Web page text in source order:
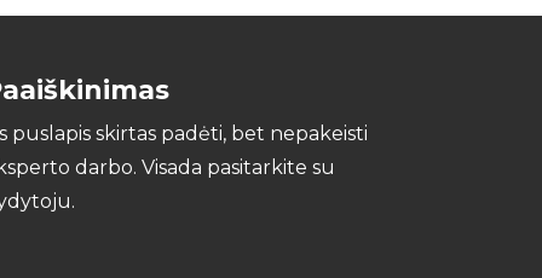
puslapis skirtas padėti, bet nepakeisti
darbo. Visada pasitarkite su